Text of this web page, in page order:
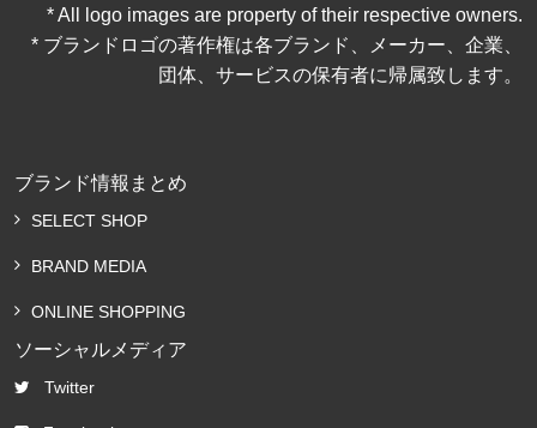
* All logo images are property of their respective owners.
* ブランドロゴの著作権は各ブランド、メーカー、企業、
団体、サービスの保有者に帰属致します。
ブランド情報まとめ
SELECT SHOP
BRAND MEDIA
ONLINE SHOPPING
ソーシャルメディア
Twitter